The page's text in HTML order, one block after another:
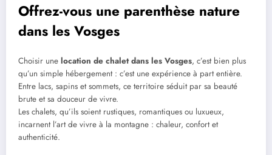
Offrez-vous une parenthèse nature
dans les Vosges
Choisir une location de chalet dans les Vosges, c’est bien plus
qu’un simple hébergement : c’est une expérience à part entière.
Entre lacs, sapins et sommets, ce territoire séduit par sa beauté
brute et sa douceur de vivre.
Les chalets, qu’ils soient rustiques, romantiques ou luxueux,
incarnent l’art de vivre à la montagne : chaleur, confort et
authenticité.